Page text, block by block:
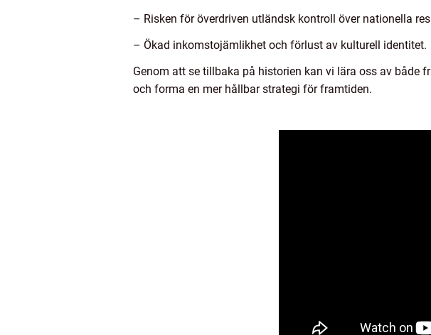
– Risken för överdriven utländsk kontroll över nationella
– Ökad inkomstojämlikhet och förlust av kulturell identitet.
Genom att se tillbaka på historien kan vi lära oss av
och forma en mer hållbar strategi för framtiden.